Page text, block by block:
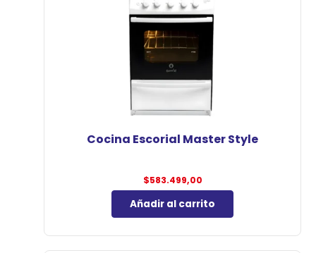
Cocina Escorial Master Style
$583.499,00
Añadir al carrito